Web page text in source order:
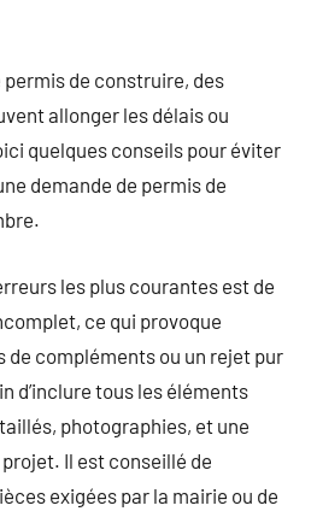
permis de construire, des
allonger les délais ou
quelques conseils pour éviter
demande de permis de
les plus courantes est de
ce qui provoque
de compléments ou un rejet pur
d’inclure tous les éléments
photographies, et une
Il est conseillé de
exigées par la mairie ou de